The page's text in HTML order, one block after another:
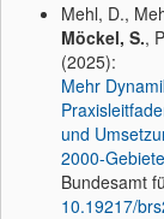
Mehl, D.,
Möckel, S.,
(2025):
Mehr
und
2000-
Bundesamt
10.19217/